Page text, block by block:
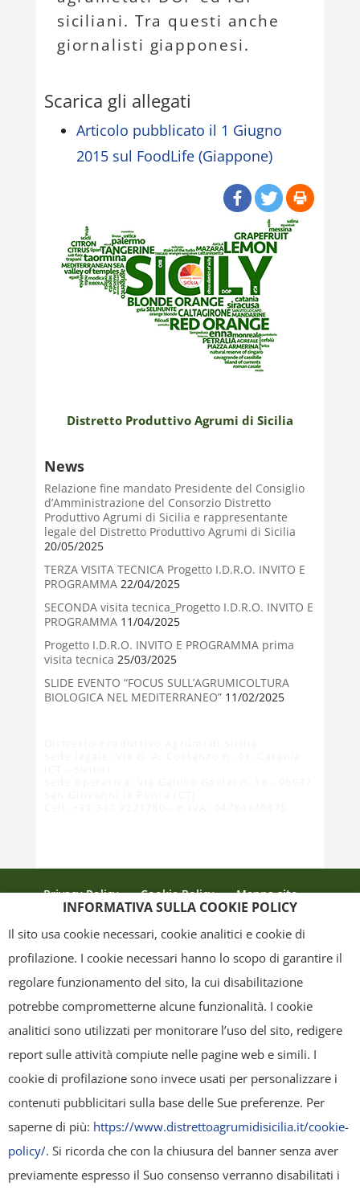
siciliani. Tra questi anche
giornalisti giapponesi.
Scarica gli allegati
Articolo pubblicato il 1 Giugno
2015 sul FoodLife (Giappone)
Distretto Produttivo Agrumi di Sicilia
News
Relazione fine mandato Presidente del Consiglio
d’Amministrazione del Consorzio Distretto
Produttivo Agrumi di Sicilia e rappresentante
legale del Distretto Produttivo Agrumi di Sicilia
20/05/2025
TERZA VISITA TECNICA Progetto I.D.R.O. INVITO E
PROGRAMMA22/04/2025
SECONDA visita tecnica_Progetto I.D.R.O. INVITO E
PROGRAMMA11/04/2025
Progetto I.D.R.O. INVITO E PROGRAMMA prima
visita tecnica 25/03/2025
SLIDE EVENTO “FOCUS SULL’AGRUMICOLTURA
BIOLOGICA NEL MEDITERRANEO”11/02/2025
Privacy Policy Cookie Policy
Mappa sito
grafica ed il layout) sono di proprietà del "Distretto Produttivo Agrumi di
Sicilia" e tutelati dal diritto d’autore. È pertanto vietato copiarli,
pubblicarli, riscriverli, commercializzarli, distribuirli, anche soltanto in
parte. Tutti i documenti presenti su questo sito, disponibili gratuitamente
per il download, sono da intendere esclusivamente per uso personale.
Possono essere ridistribuiti, sempre gratuitamente e senza alcun fine
forma (testi, immagini, grafica, layout), mantenendo chiaramente
INFORMATIVA SULLA COOKIE POLICY
Il sito usa cookie necessari, cookie analitici e cookie di
profilazione. I cookie necessari hanno lo scopo di garantire il
regolare funzionamento del sito, la cui disabilitazione
potrebbe comprometterne alcune funzionalità. I cookie
analitici sono utilizzati per monitorare l’uso del sito, redigere
report sulle attività compiute nelle pagine web e simili. I
cookie di profilazione sono invece usati per personalizzare i
contenuti pubblicitari sulla base delle Sue preferenze. Per
saperne di più: https://www.distrettoagrumidisicilia.it/cookie-
policy/. Si ricorda che con la chiusura del banner senza aver
previamente espresso il Suo consenso verranno disabilitati i